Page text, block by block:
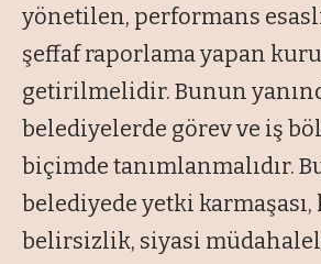
yönetilen, performans
şeffaf raporlama yapan
getirilmelidir. Bunun
belediyelerde görev ve iş
biçimde tanımlanmalıdır.
belediyede yetki
belirsizlik, siyasi